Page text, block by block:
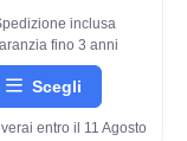
inclusa
fino 3 anni
Scegli
entro il 11 Agosto